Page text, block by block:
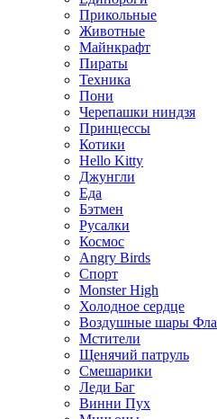
Прикольные
Животные
Майнкрафт
Пираты
Техника
Пони
Черепашки ниндзя
Принцессы
Котики
Hello Kitty
Джунгли
Еда
Бэтмен
Русалки
Космос
Angry Birds
Спорт
Monster High
Холодное сердце
Воздушные шары
Мстители
Щенячий патруль
Смешарики
Леди Баг
Винни Пух